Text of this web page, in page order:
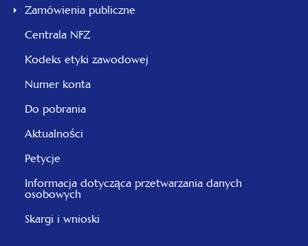
Zamówienia publiczne
Centrala NFZ
Kodeks etyki zawodowej
Numer konta
Do pobrania
Aktualności
Petycje
Informacja dotycząca przetwarzania danych
osobowych
Skargi i wnioski